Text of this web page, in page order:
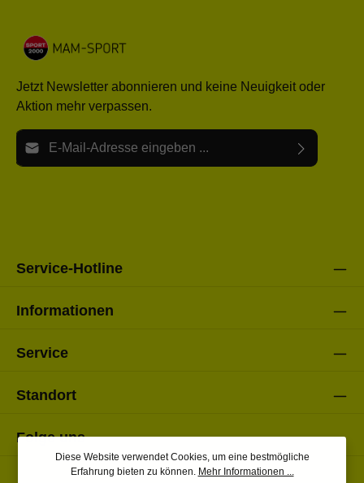
Jetzt Newsletter abonnieren und keine Neuigkeit oder
Aktion mehr verpassen.
E-Mail-Adresse*
Service-Hotline
Informationen
Service
Standort
Folge uns
Diese Website verwendet Cookies, um eine bestmögliche
Erfahrung bieten zu können. Mehr Informationen ...